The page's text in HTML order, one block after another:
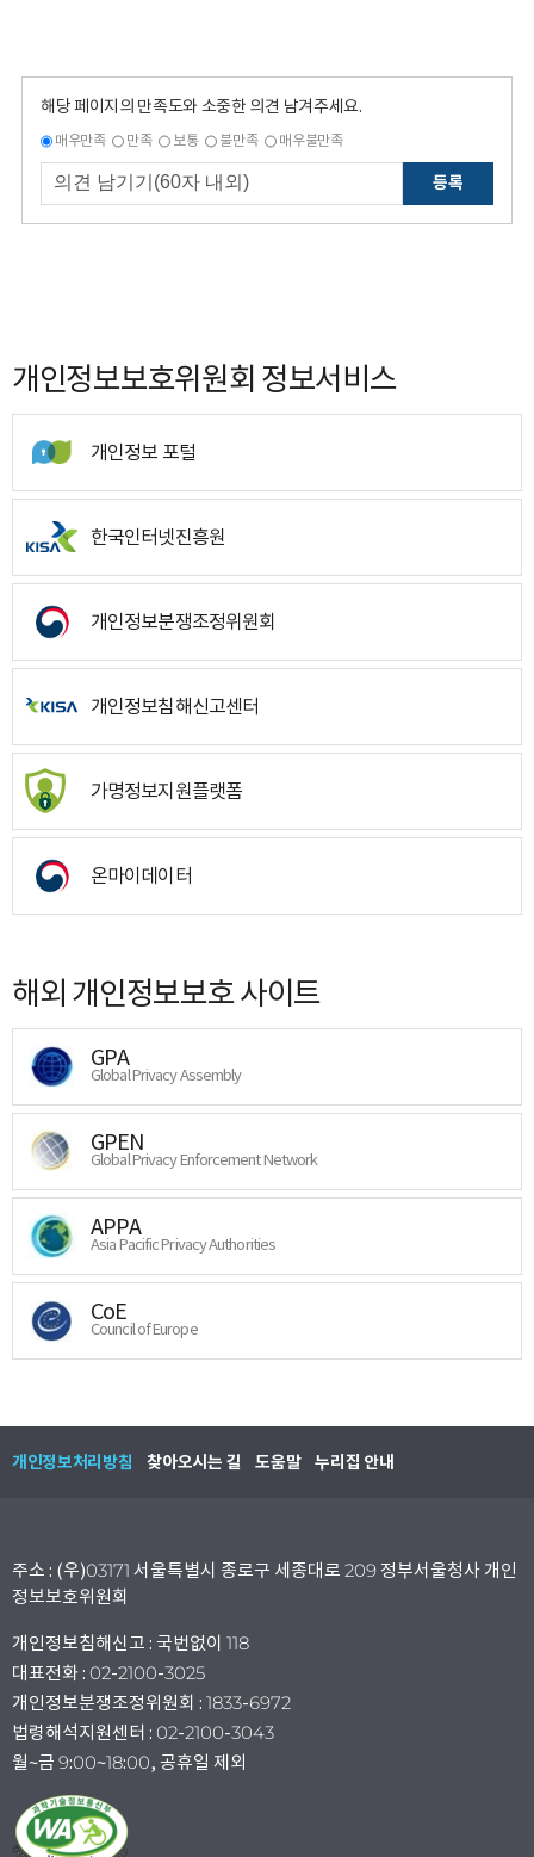
해당 페이지의 만족도와 소중한 의견 남겨주세요.
매우만족 만족 보통 불만족 매우불만족
등록
개인정보보호위원회 정보서비스
개인정보 포털
한국인터넷진흥원
개인정보분쟁조정위원회
개인정보침해신고센터
가명정보지원플랫폼
온마이데이터
해외 개인정보보호 사이트
GPA
Global Privacy Assembly
GPEN
Global Privacy Enforcement Network
APPA
Asia Pacific Privacy Authorities
CoE
Council of Europe
개인정보처리방침 찾아오시는 길 도움말 누리집 안내
주소 : (우)03171 서울특별시 종로구 세종대로 209 정부서울청사 개인
정보보호위원회
개인정보침해신고 : 국번없이 118
대표전화 : 02-2100-3025
개인정보분쟁조정위원회 : 1833-6972
법령해석지원센터 : 02-2100-3043
월~금 9:00~18:00, 공휴일 제외